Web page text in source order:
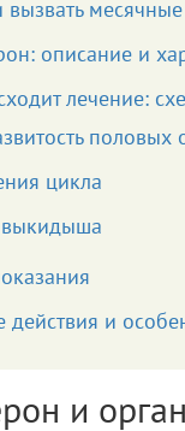
описание и
лечение:
половых
цикла
выкидыша
действия и
и